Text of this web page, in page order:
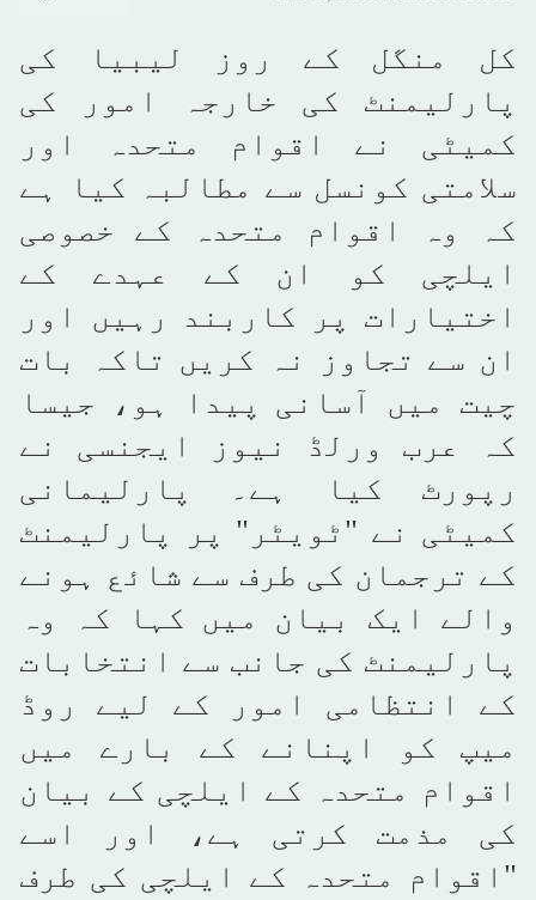
کل منگل کے روز لیبیا کی
پارلیمنٹ کی خارجہ امور کی
کمیٹی نے اقوام متحدہ اور
سلامتی کونسل سے مطالبہ کیا ہے
کہ وہ اقوام متحدہ کے خصوصی
ایلچی کو ان کے عہدے کے
اختیارات پر کاربند رہیں اور
ان سے تجاوز نہ کریں تاکہ بات
چیت میں آسانی پیدا ہو، جیسا
کہ عرب ورلڈ نیوز ایجنسی نے
رپورٹ کیا ہے۔ پارلیمانی
کمیٹی نے "ٹویٹر" پر پارلیمنٹ
کے ترجمان کی طرف سے شائع ہونے
والے ایک بیان میں کہا کہ وہ
پارلیمنٹ کی جانب سے انتخابات
کے انتظامی امور کے لیے روڈ
میپ کو اپنانے کے بارے میں
اقوام متحدہ کے ایلچی کے بیان
کی مذمت کرتی ہے، اور اسے
"اقوام متحدہ کے ایلچی کی طرف